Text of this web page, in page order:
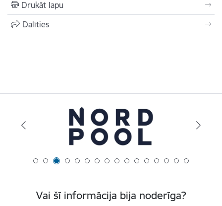
Drukāt lapu
Dalīties
Vai šī informācija bija noderīga?